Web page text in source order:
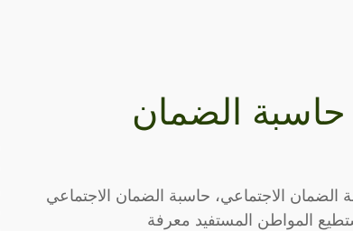
الضمان
الاجتماعي، حاسبة الضمان الاجتماعي
المواطن المستفيد معرفة